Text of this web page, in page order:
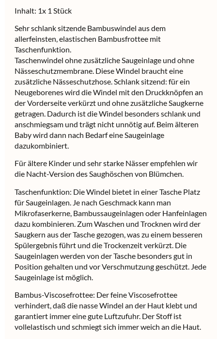
Inhalt: 1x 1 Stück
Sehr schlank sitzende Bambuswindel aus dem
allerfeinsten, elastischen Bambusfrottee mit
Taschenfunktion.
Taschenwindel ohne zusätzliche Saugeinlage und ohne
Nässeschutzmembrane. Diese Windel braucht eine
zusätzliche Nässeschutzhose. Schlank sitzend: für ein
Neugeborenes wird die Windel mit den Druckknöpfen an
der Vorderseite verkürzt und ohne zusätzliche Saugkerne
getragen. Dadurch ist die Windel besonders schlank und
anschmiegsam und trägt nicht unnötig auf. Beim älteren
Baby wird dann nach Bedarf eine Saugeinlage
dazukombiniert.
Für ältere Kinder und sehr starke Nässer empfehlen wir
die Nacht-Version des Saughöschen von Blümchen.
Taschenfunktion: Die Windel bietet in einer Tasche Platz
für Saugeinlagen. Je nach Geschmack kann man
Mikrofaserkerne, Bambussaugeinlagen oder Hanfeinlagen
dazu kombinieren. Zum Waschen und Trocknen wird der
Saugkern aus der Tasche gezogen, was zu einem besseren
Spülergebnis führt und die Trockenzeit verkürzt. Die
Saugeinlagen werden von der Tasche besonders gut in
Position gehalten und vor Verschmutzung geschützt. Jede
Saugeinlage ist möglich.
Bambus-Viscosefrottee: Der feine Viscosefrottee
verhindert, daß die nasse Windel an der Haut klebt und
garantiert immer eine gute Luftzufuhr. Der Stoff ist
vollelastisch und schmiegt sich immer weich an die Haut.